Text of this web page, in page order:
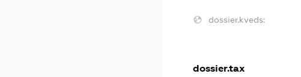
dossier.kveds:
dossier.tax